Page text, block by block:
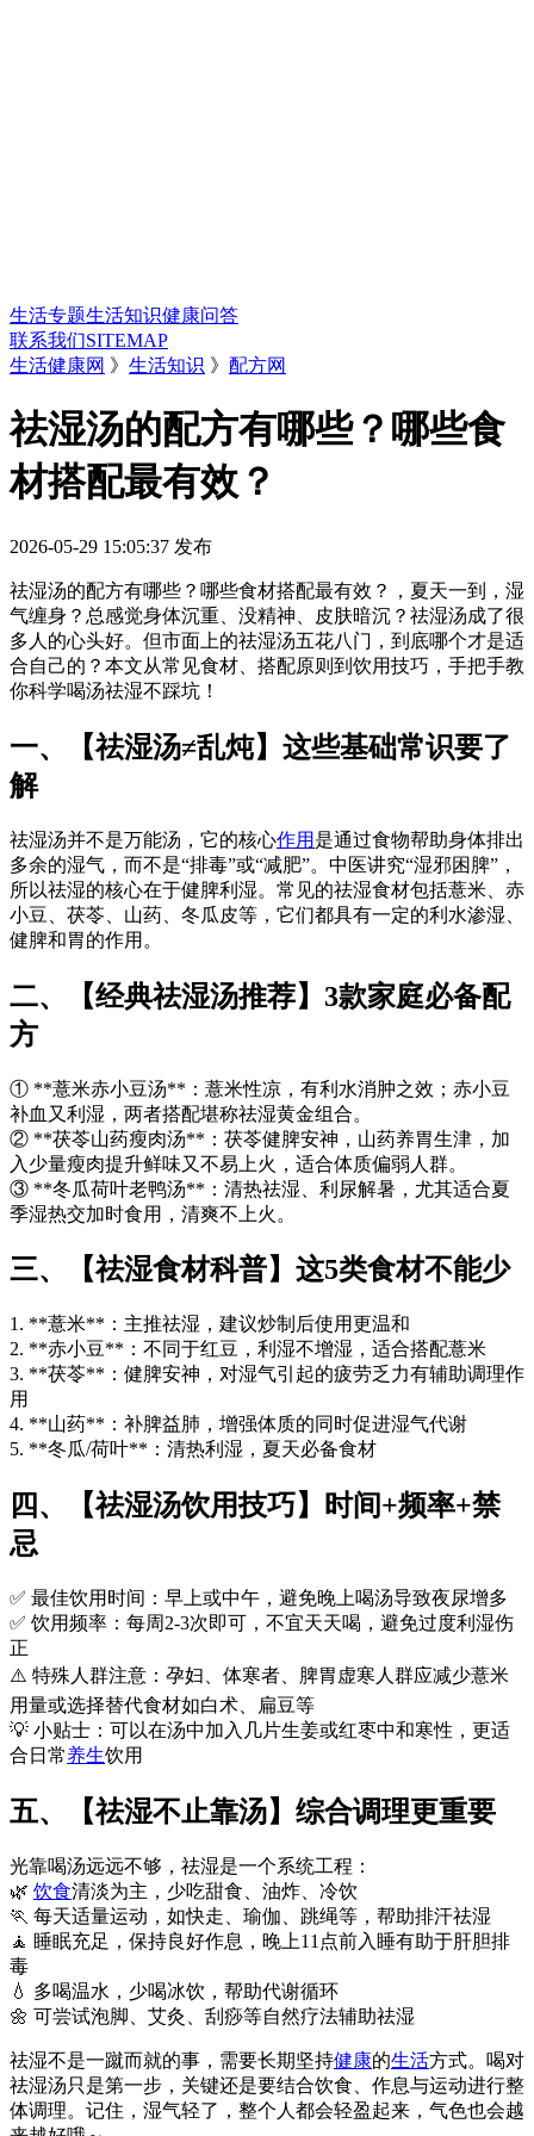
生活专题生活知识健康问答
联系我们SITEMAP
生活健康网 》 生活知识 》 配方网
祛湿汤的配方有哪些？哪些食
材搭配最有效？
2026-05-29 15:05:37 发布
祛湿汤的配方有哪些？哪些食材搭配最有效？，夏天一到，湿
气缠身？总感觉身体沉重、没精神、皮肤暗沉？祛湿汤成了很
多人的心头好。但市面上的祛湿汤五花八门，到底哪个才是适
合自己的？本文从常见食材、搭配原则到饮用技巧，手把手教
你科学喝汤祛湿不踩坑！
一、【祛湿汤≠乱炖】这些基础常识要了
解
祛湿汤并不是万能汤，它的核心作用 是通过食物帮助身体排出
多余的湿气，而不是“排毒”或“减肥”。中医讲究“湿邪困脾”，
所以祛湿的核心在于健脾利湿。常见的祛湿食材包括薏米、赤
小豆、茯苓、山药、冬瓜皮等，它们都具有一定的利水渗湿、
健脾和胃的作用。
二、【经典祛湿汤推荐】3款家庭必备配
方
① **薏米赤小豆汤**：薏米性凉，有利水消肿之效；赤小豆
补血又利湿，两者搭配堪称祛湿黄金组合。
② **茯苓山药瘦肉汤**：茯苓健脾安神，山药养胃生津，加
入少量瘦肉提升鲜味又不易上火，适合体质偏弱人群。
③ **冬瓜荷叶老鸭汤**：清热祛湿、利尿解暑，尤其适合夏
季湿热交加时食用，清爽不上火。
三、【祛湿食材科普】这5类食材不能少
1. **薏米**：主推祛湿，建议炒制后使用更温和
2. **赤小豆**：不同于红豆，利湿不增湿，适合搭配薏米
3. **茯苓**：健脾安神，对湿气引起的疲劳乏力有辅助调理作
用
4. **山药**：补脾益肺，增强体质的同时促进湿气代谢
5. **冬瓜/荷叶**：清热利湿，夏天必备食材
四、【祛湿汤饮用技巧】时间+频率+禁
忌
✅ 最佳饮用时间：早上或中午，避免晚上喝汤导致夜尿增多
✅ 饮用频率：每周2-3次即可，不宜天天喝，避免过度利湿伤
正
⚠️ 特殊人群注意：孕妇、体寒者、脾胃虚寒人群应减少薏米
用量或选择替代食材如白术、扁豆等
💡 小贴士：可以在汤中加入几片生姜或红枣中和寒性，更适
合日常养生饮用
五、【祛湿不止靠汤】综合调理更重要
光靠喝汤远远不够，祛湿是一个系统工程：
🌿 饮食清淡为主，少吃甜食、油炸、冷饮
🏃 每天适量运动，如快走、瑜伽、跳绳等，帮助排汗祛湿
🧘 睡眠充足，保持良好作息，晚上11点前入睡有助于肝胆排
毒
💧 多喝温水，少喝冰饮，帮助代谢循环
🌼 可尝试泡脚、艾灸、刮痧等自然疗法辅助祛湿
祛湿不是一蹴而就的事，需要长期坚持健康的生活方式。喝对
祛湿汤只是第一步，关键还是要结合饮食、作息与运动进行整
体调理。记住，湿气轻了，整个人都会轻盈起来，气色也会越